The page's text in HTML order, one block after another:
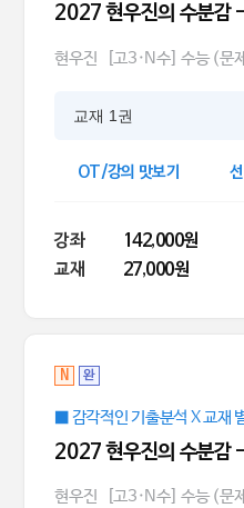
2027 현우진의 수분감
현우진 [고3·N수] 수능 (문
교재 1권
OT/강의 맛보기
강좌
142,000원
교재
27,000원
N 완
■ 감각적인 기출분석 X 교재
2027 현우진의 수분감
현우진 [고3·N수] 수능 (문